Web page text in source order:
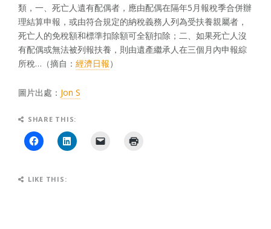
類，一、死亡人遺有配偶者，應由配偶在隔年5月報稅季合併辦
理結算申報，或由符合規定的納稅義務人列為受扶養親屬者，
死亡人的免稅額和標準扣除額可全額扣除；二、如果死亡人沒
有配偶或無法被列報扶養，則由遺產繼承人在三個月內申報綜
所稅…（摘自： 經濟日報）
圖片出處： Jon S
SHARE THIS:
LIKE THIS: